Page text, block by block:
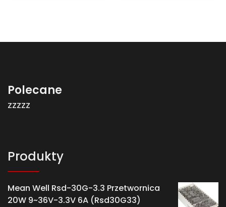
Polecane
zzzzz
Produkty
Mean Well Rsd-30G-3.3 Przetwornica
20W 9~36V-3.3V 6A (Rsd30G33)